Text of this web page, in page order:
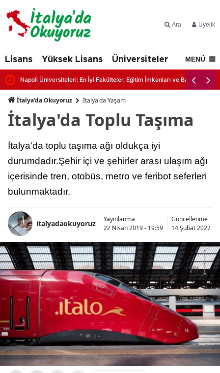
Ara Üyelik
Lisans Yüksek Lisans Üniversiteler İtalya'da
MENÜ
Napoli Üniversiteleri: En İyi Fakülteler, Eğitim İmkanları ve Başvuru
İtalya’da Okuyoruz İtalya'da Yaşam
İtalya'da Toplu Taşıma
İtalya'da toplu taşıma ağı oldukça iyi
durumdadır.Şehir içi ve şehirler arası ulaşım ağı
içerisinde tren, otobüs, metro ve feribot seferleri
bulunmaktadır.
italyadaokuyoruz
Yayınlanma
22 Nisan 2019 - 19:59
Güncellenme
14 Şubat 2022 -